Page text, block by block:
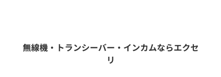
フリーワード入力(製品名等)
無線機・トランシーバー・インカムならエクセ
リ